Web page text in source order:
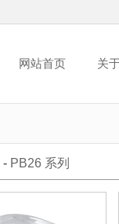
网站首页 关
- PB26 系列